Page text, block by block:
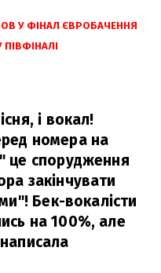
У ФІНАЛ ЄВРОБАЧЕННЯ
і вокал!
номера на
це спорудження
закінчувати
Бек-вокалісти
на 100%, але